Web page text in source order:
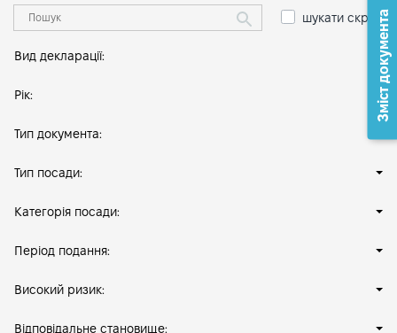
шукати скрізь
Вид декларації:
Рік:
Тип документа:
Тип посади:
Категорія посади:
Період подання:
Високий ризик:
Відповідальне становище:
Зміст документа